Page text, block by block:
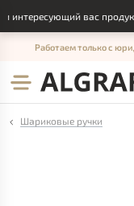
вас
Работаем только с
Шариковые ручки